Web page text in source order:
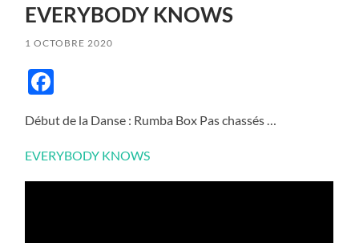
EVERYBODY KNOWS
1 OCTOBRE 2020
Début de la Danse : Rumba Box Pas chassés …
EVERYBODY KNOWS